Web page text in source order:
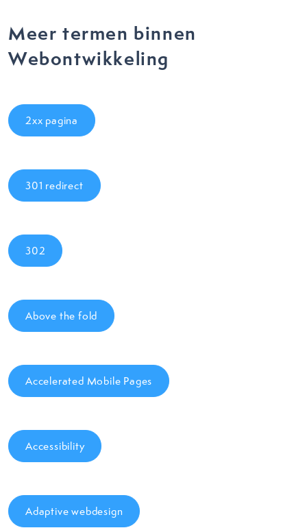
Meer termen binnen
Webontwikkeling
2xx pagina
301 redirect
302
Above the fold
Accelerated Mobile Pages
Accessibility
Adaptive webdesign